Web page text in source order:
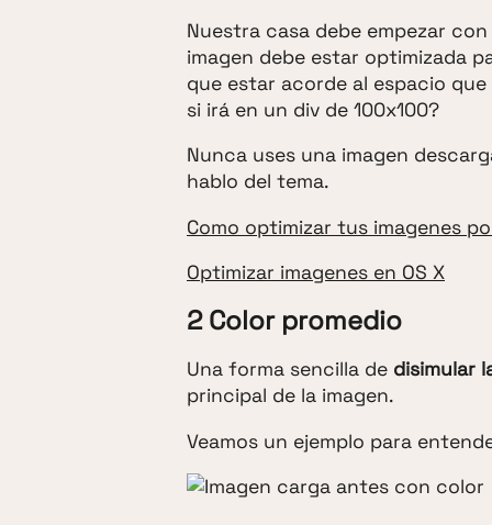
Nuestra casa debe empezar
imagen debe estar optimizada
que estar acorde al espacio
si irá en un div de 100x100?
Nunca uses una imagen
hablo del tema.
Como optimizar tus imagenes
Optimizar imagenes en OS X
2 Color promedio
Una forma sencilla de disimular
principal de la imagen.
Veamos un ejemplo para